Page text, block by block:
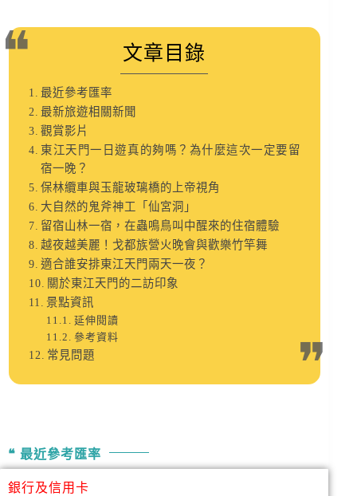
文章目錄
最近參考匯率
最新旅遊相關新聞
觀賞影片
東江天門一日遊真的夠嗎？為什麼這次一定要留
宿一晚？
保林纜車與玉龍玻璃橋的上帝視角
大自然的鬼斧神工「仙宮洞」
留宿山林一宿，在蟲鳴鳥叫中醒來的住宿體驗
越夜越美麗！戈都族營火晚會與歡樂竹竿舞
適合誰安排東江天門兩天一夜？
關於東江天門的二訪印象
景點資訊
延伸閱讀
參考資料
常見問題
最近參考匯率
銀行及信用卡